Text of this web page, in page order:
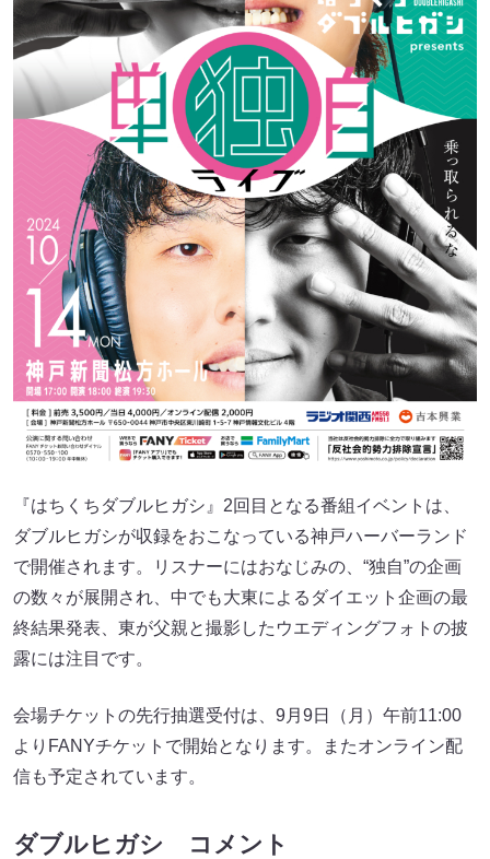
『はちくちダブルヒガシ』2回目となる番組イベントは、
ダブルヒガシが収録をおこなっている神戸ハーバーランド
で開催されます。リスナーにはおなじみの、“独自”の企画
の数々が展開され、中でも大東によるダイエット企画の最
終結果発表、東が父親と撮影したウエディングフォトの披
露には注目です。
会場チケットの先行抽選受付は、9月9日（月）午前11:00
よりFANYチケットで開始となります。またオンライン配
信も予定されています。
ダブルヒガシ コメント